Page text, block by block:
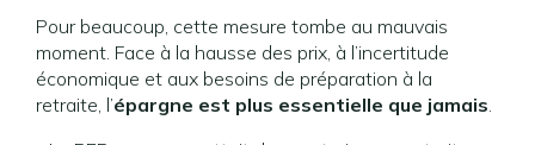
Pour beaucoup, cette mesure tombe au mauvais
moment. Face à la hausse des prix, à l’incertitude
économique et aux besoins de préparation à la
retraite, l’épargne est plus essentielle que jamais.